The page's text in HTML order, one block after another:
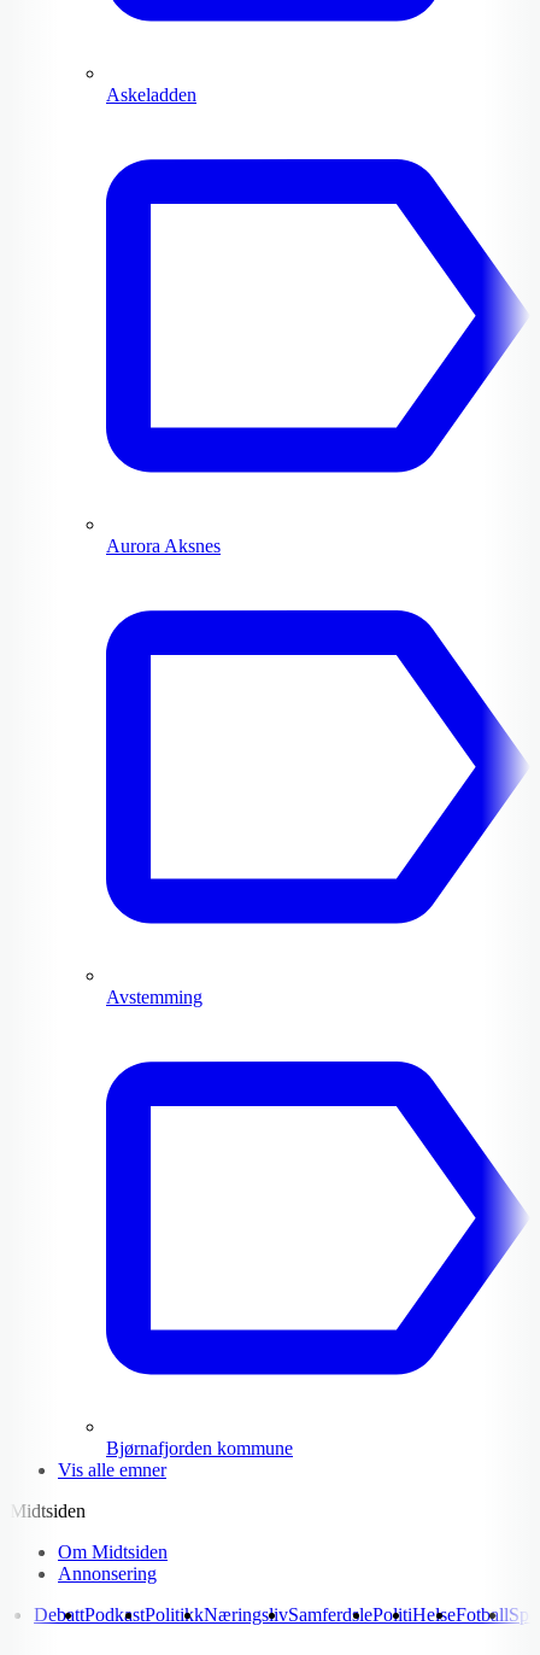
Askeladden
Aurora Aksnes
Avstemming
Bjørnafjorden kommune
Vis alle emner
Midtsiden
Om Midtsiden
Annonsering
DebattPodkastPolitikkNæringslivSamferdslePolitiHelseFotball